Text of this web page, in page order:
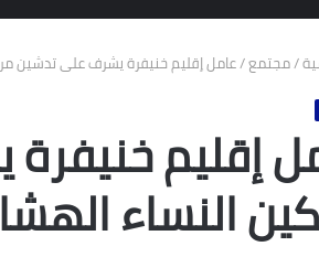
/مجتمع/عامل إقليم خنيفرة يشرف على تدشين
إقليم
النساء